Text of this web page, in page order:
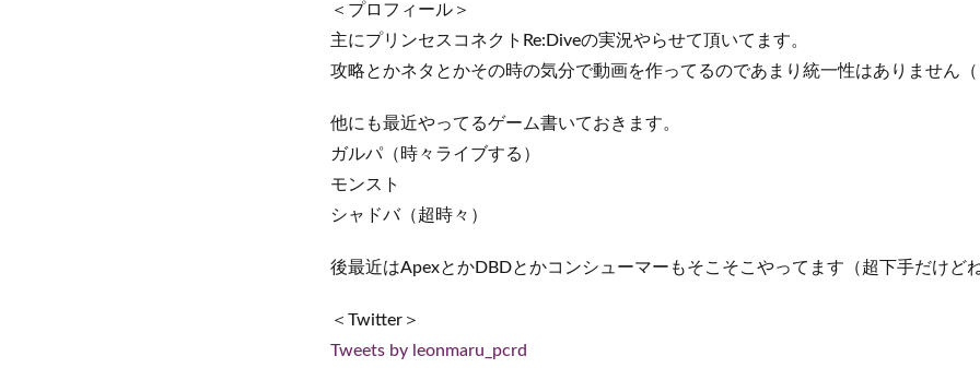
＜プロフィール＞
主にプリンセスコネクトRe:Diveの実況やらせて頂いてます。
攻略とかネタとかその時の気分で動画を作ってるのであまり統一性はありません（
他にも最近やってるゲーム書いておきます。
ガルパ（時々ライブする）
モンスト
シャドバ（超時々）
後最近はApexとかDBDとかコンシューマーもそこそこやってます（超下手だけどね
＜Twitter＞
Tweets by leonmaru_pcrd